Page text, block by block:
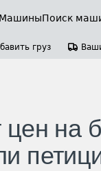
МашиныПоиск
груз
цен на